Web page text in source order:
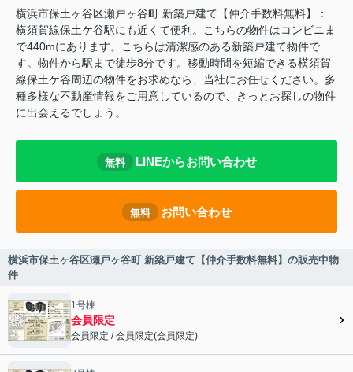
横浜市保土ヶ谷区瀬戸ヶ谷町 新築戸建て【仲介手数料無料】：
横須賀線保土ケ谷駅にも近くて便利。こちらの物件はコンビニま
で440mにあります。こちらは清潔感のある新築戸建て物件で
す。物件から駅まで徒歩8分です。移動時間を短縮できる横須賀
線保土ケ谷周辺の物件をお求めなら、当社にお任せください。多
種多様な不動産情報をご用意しているので、きっとお探しの物件
に出会えるでしょう。
無料 LINEからお問い合わせ
無料 お問い合わせ
横浜市保土ヶ谷区瀬戸ヶ谷町 新築戸建て【仲介手数料無料】の販売中物
件
会員限定">
1号棟
会員限定
会員限定 /会員限定(会員限定)